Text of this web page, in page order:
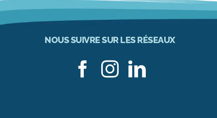
NOUS SUIVRE SUR LES RÉSEAUX